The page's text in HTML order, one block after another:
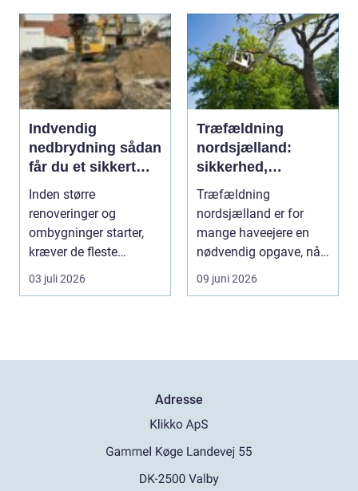
Indvendig
nedbrydning sådan
får du et sikkert
udgangspunkt for
ombygning
Inden større
renoveringer og
ombygninger starter,
kræver de fleste
bygninger en grundig
indvendig ne...
03 juli 2026
Træfældning
nordsjælland:
sikkerhed,
planlægning og
professionel hjælp
Træfældning
nordsjælland er for
mange haveejere en
nødvendig opgave, når
store træer skaber
skade, s...
09 juni 2026
Adresse